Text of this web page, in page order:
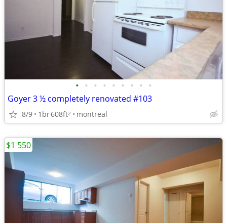
• • • • • • • • •
Goyer 3 ½ completely renovated #103
8/9 1br608ft2 montreal
$1 550